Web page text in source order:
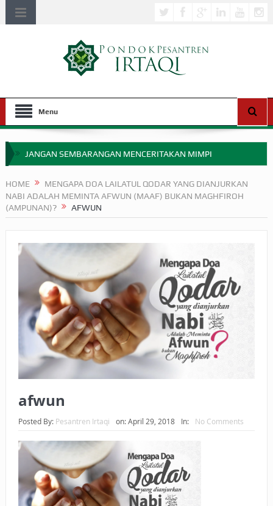
Menu
JANGAN SEMBARANGAN MENCERITAKAN MIMPI
MIMPI YANG DIABAIKAN MENJELANG PERANG BADAR
SEBELUM TIBA SAAT WAJIB?
HAKIKAT NIKMAT DI DUNIA!
BAGAIMANA CARA MEMBAYAR ZAKAT UANG?
UANG HARAM BISA MENJADI HALAL JIKA SEBAB
KEPEMILIKANNYA BERUBAH
ISTIDLAL BATIL VS ISTIDLAL SYAR’I
HUKUM MEMBAYAR ZAKAT DENGAN CARA MENGANGSUR
HOME
MENGAPA DOA LAILATUL QODAR YANG DIANJURKAN
NABI ADALAH MEMINTA AFWUN (MAAF) BUKAN MAGHFIROH
(AMPUNAN)?
AFWUN
afwun
Posted By: Pesantren Irtaqi on:April 29, 2018 In: No Comments